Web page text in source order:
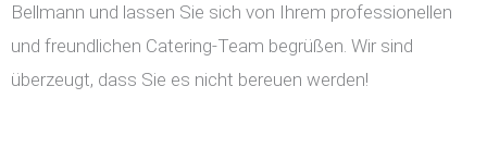
Bellmann und lassen Sie sich von Ihrem professionellen
und freundlichen Catering-Team begrüßen. Wir sind
überzeugt, dass Sie es nicht bereuen werden!